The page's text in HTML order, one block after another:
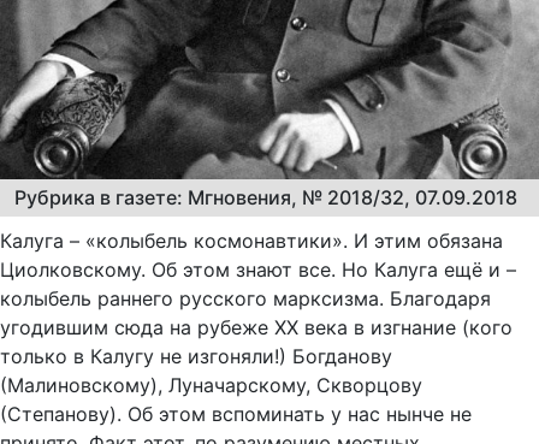
Рубрика в газете: Мгновения, № 2018/32, 07.09.2018
Калуга – «колыбель космонавтики». И этим обязана
Циолковскому. Об этом знают все. Но Калуга ещё и –
колыбель раннего русского марксизма. Благодаря
угодившим сюда на рубеже XX века в изгнание (кого
только в Калугу не изгоняли!) Богданову
(Малиновскому), Луначарскому, Скворцову
(Степанову). Об этом вспоминать у нас нынче не